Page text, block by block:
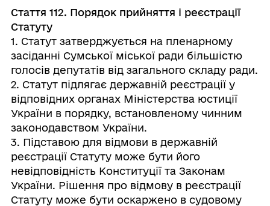
Стаття 112. Порядок прийняття і реєстрації
Статуту
1. Статут затверджується на пленарному
засіданні Сумської міської ради більшістю
голосів депутатів від загального складу ради.
2. Статут підлягає державній реєстрації у
відповідних органах Міністерства юстиції
України в порядку, встановленому чинним
законодавством України.
3. Підставою для відмови в державній
реєстрації Статуту може бути його
невідповідність Конституції та Законам
України. Рішення про відмову в реєстрації
Статуту може бути оскаржено в судовому